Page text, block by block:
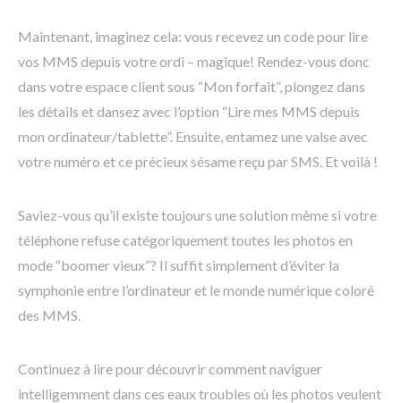
Maintenant, imaginez cela: vous recevez un code pour lire
vos MMS depuis votre ordi – magique! Rendez-vous donc
dans votre espace client sous “Mon forfait”, plongez dans
les détails et dansez avec l’option “Lire mes MMS depuis
mon ordinateur/tablette”. Ensuite, entamez une valse avec
votre numéro et ce précieux sésame reçu par SMS. Et voilà !
Saviez-vous qu’il existe toujours une solution même si votre
téléphone refuse catégoriquement toutes les photos en
mode “boomer vieux”? Il suffit simplement d’éviter la
symphonie entre l’ordinateur et le monde numérique coloré
des MMS.
Continuez à lire pour découvrir comment naviguer
intelligemment dans ces eaux troubles où les photos veulent